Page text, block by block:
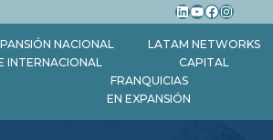
LinkedIn
YouTube
Facebook
NACIONAL
INTERNACIONAL
LATAM NETWORKS
CAPITAL
FRANQUICIAS
EN EXPANSIÓN